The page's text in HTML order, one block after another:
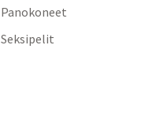
Panokoneet
Seksipelit